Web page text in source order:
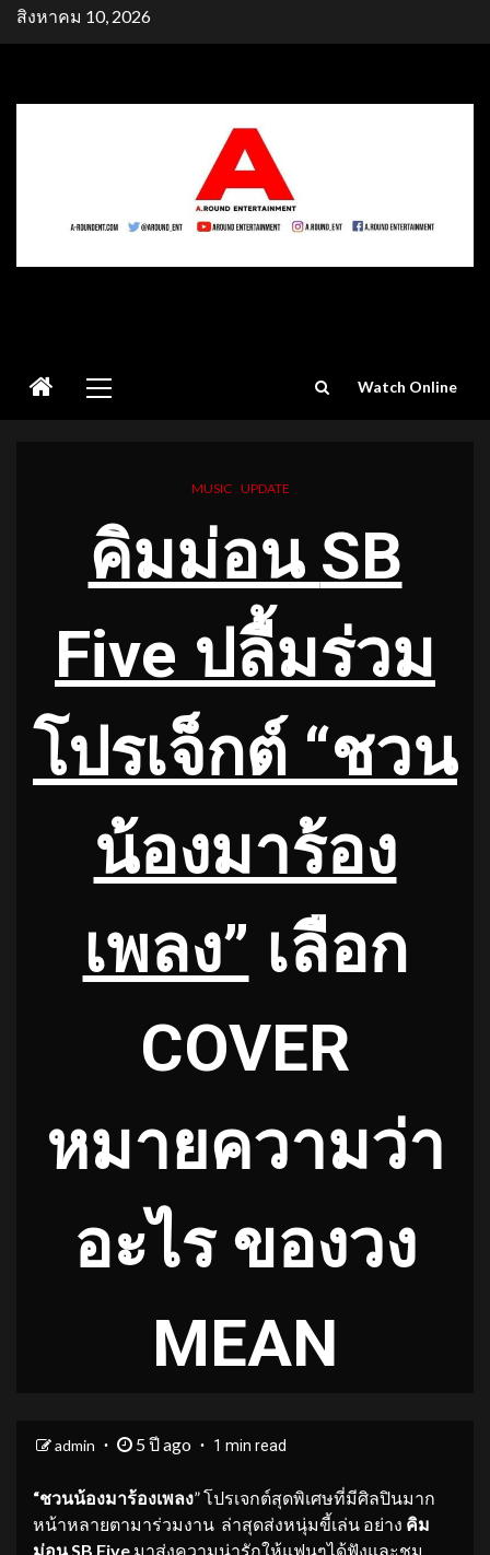
Skipสิงหาคม 10, 2026
Menu
Watch Online
MUSIC UPDATE
คิมม่อน SB
Five ปลื้มร่วม
โปรเจ็กต์ “ชวน
น้องมาร้อง
เพลง” เลือก
COVER
หมายความว่า
อะไร ของวง
MEAN
admin 5 ปี ago 1 min read
“ชวนน้องมาร้องเพลง” โปรเจกต์สุดพิเศษที่มีศิลปินมาก
หน้าหลายตามาร่วมงาน ล่าสุดส่งหนุ่มขี้เล่น อย่าง คิม
ม่อนSB Five มาส่งความน่ารักให้แฟนๆได้ฟังและชม